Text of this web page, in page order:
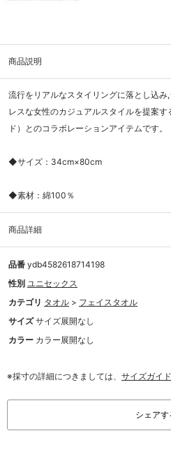
商品説明
流行をリアルなスタイリングに落とし込
レスな女性のカジュアルスタイルを提案
ド）とのコラボレーションアイテムです。
◆サイズ：34cm×80cm
◆素材：綿100％
商品詳細
品番 ydb4582618714198
性別 ユニセックス
カテゴリ タオル > フェイスタオル
サイズ サイズ展開なし
カラー カラー展開なし
※採寸の詳細につきましては、 サイズガイド
シェアす